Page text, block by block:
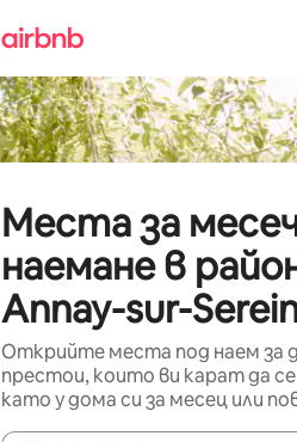
Места за
наемане в
Annay-sur-
Открийте места под наем за
престои, които ви карат да
като у дома си за месец или